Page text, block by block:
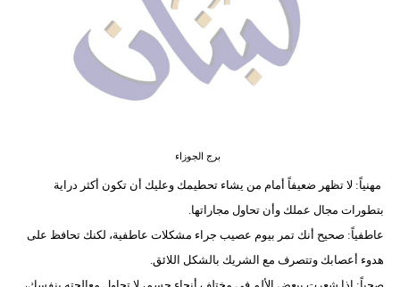
إسلامية
برج الجوزاء
مهنياً: لا تظهر ضعيفاً أمام من يشاء تحطيمك وعليك أن تكون أكثر دراية
بتطورات مجال عملك وأن تحاول مجاراتها.
عاطفياً: صحيح أنك تمر بيوم عصيب جراء مشكلات عاطفية، لكنك تحافظ على
هدوء أعصابك وتتصرف مع الشريك بالشكل اللائق.